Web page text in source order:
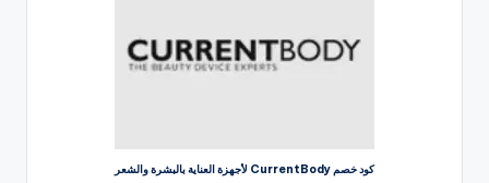
كود خصم CurrentBody لأجهزة العناية بالبشرة والشعر